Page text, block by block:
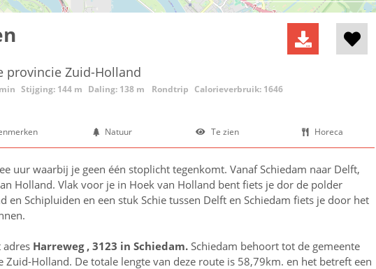
provincie Zuid-Holland
Stijging: 144 m Daling: 138 m Rondtrip Calorieverbruik: 1646
Natuur Te zien Horeca
uur waarbij je geen één stoplicht tegenkomt. Vanaf Schiedam naar Delft,
Holland. Vlak voor je in Hoek van Holland bent fiets je dor de polder
en Schipluiden en een stuk Schie tussen Delft en Schiedam fiets je door het
adres Harreweg , 3123 in Schiedam. Schiedam behoort tot de gemeente
Zuid-Holland. De totale lengte van deze route is 58,79km. en het betreft een